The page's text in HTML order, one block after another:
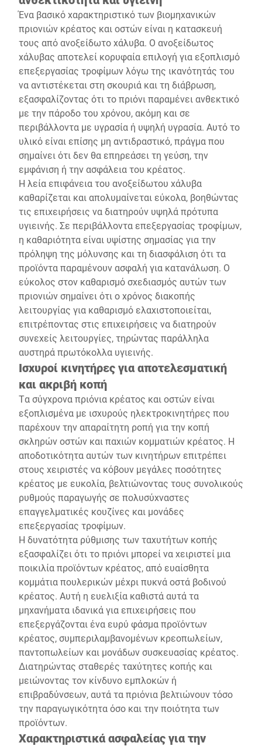
Ένα βασικό χαρακτηριστικό των βιομηχανικών
πριονιών κρέατος και οστών είναι η κατασκευή
τους από ανοξείδωτο χάλυβα. Ο ανοξείδωτος
χάλυβας αποτελεί κορυφαία επιλογή για εξοπλισμό
επεξεργασίας τροφίμων λόγω της ικανότητάς του
να αντιστέκεται στη σκουριά και τη διάβρωση,
εξασφαλίζοντας ότι το πριόνι παραμένει ανθεκτικό
με την πάροδο του χρόνου, ακόμη και σε
περιβάλλοντα με υγρασία ή υψηλή υγρασία. Αυτό το
υλικό είναι επίσης μη αντιδραστικό, πράγμα που
σημαίνει ότι δεν θα επηρεάσει τη γεύση, την
εμφάνιση ή την ασφάλεια του κρέατος.
Η λεία επιφάνεια του ανοξείδωτου χάλυβα
καθαρίζεται και απολυμαίνεται εύκολα, βοηθώντας
τις επιχειρήσεις να διατηρούν υψηλά πρότυπα
υγιεινής. Σε περιβάλλοντα επεξεργασίας τροφίμων,
η καθαριότητα είναι υψίστης σημασίας για την
πρόληψη της μόλυνσης και τη διασφάλιση ότι τα
προϊόντα παραμένουν ασφαλή για κατανάλωση. Ο
εύκολος στον καθαρισμό σχεδιασμός αυτών των
πριονιών σημαίνει ότι ο χρόνος διακοπής
λειτουργίας για καθαρισμό ελαχιστοποιείται,
επιτρέποντας στις επιχειρήσεις να διατηρούν
συνεχείς λειτουργίες, τηρώντας παράλληλα
αυστηρά πρωτόκολλα υγιεινής.
Ισχυροί κινητήρες για αποτελεσματική
και ακριβή κοπή
Τα σύγχρονα πριόνια κρέατος και οστών είναι
εξοπλισμένα με ισχυρούς ηλεκτροκινητήρες που
παρέχουν την απαραίτητη ροπή για την κοπή
σκληρών οστών και παχιών κομματιών κρέατος. Η
αποδοτικότητα αυτών των κινητήρων επιτρέπει
στους χειριστές να κόβουν μεγάλες ποσότητες
κρέατος με ευκολία, βελτιώνοντας τους συνολικούς
ρυθμούς παραγωγής σε πολυσύχναστες
επαγγελματικές κουζίνες και μονάδες
επεξεργασίας τροφίμων.
Η δυνατότητα ρύθμισης των ταχυτήτων κοπής
εξασφαλίζει ότι το πριόνι μπορεί να χειριστεί μια
ποικιλία προϊόντων κρέατος, από ευαίσθητα
κομμάτια πουλερικών μέχρι πυκνά οστά βοδινού
κρέατος. Αυτή η ευελιξία καθιστά αυτά τα
μηχανήματα ιδανικά για επιχειρήσεις που
επεξεργάζονται ένα ευρύ φάσμα προϊόντων
κρέατος, συμπεριλαμβανομένων κρεοπωλείων,
παντοπωλείων και μονάδων συσκευασίας κρέατος.
Διατηρώντας σταθερές ταχύτητες κοπής και
μειώνοντας τον κίνδυνο εμπλοκών ή
επιβραδύνσεων, αυτά τα πριόνια βελτιώνουν τόσο
την παραγωγικότητα όσο και την ποιότητα των
προϊόντων.
Χαρακτηριστικά ασφαλείας για την